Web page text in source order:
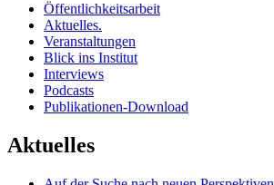
Öffentlichkeitsarbeit
Aktuelles.
Veranstaltungen
Blick ins Institut
Interviews
Podcasts
Publikationen-Download
Aktuelles